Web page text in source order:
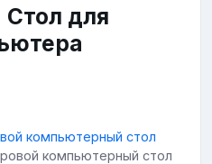
Стол для
компьютерный стол